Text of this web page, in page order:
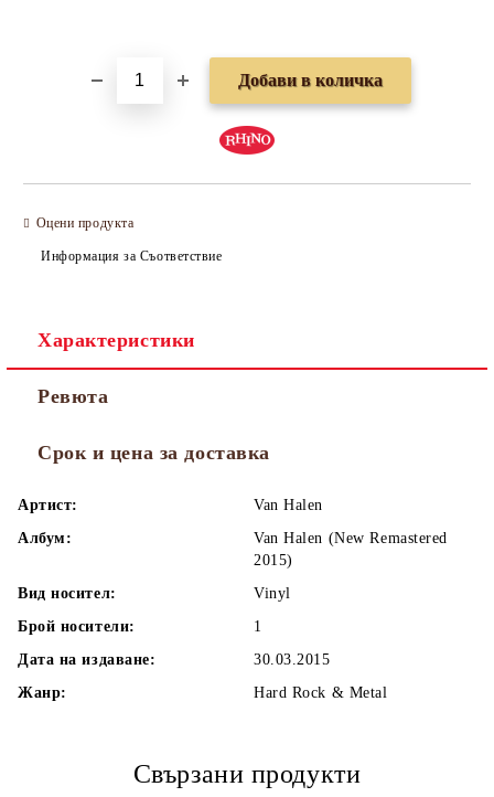
Оцени продукта
Информация за Съответствие
Характеристики
Ревюта
Срок и цена за доставка
Артист:
Van Halen
Албум:
Van Halen (New Remastered
2015)
Вид носител:
Vinyl
Брой носители:
1
Дата на издаване:
30.03.2015
Жанр:
Hard Rock & Metal
Свързани продукти